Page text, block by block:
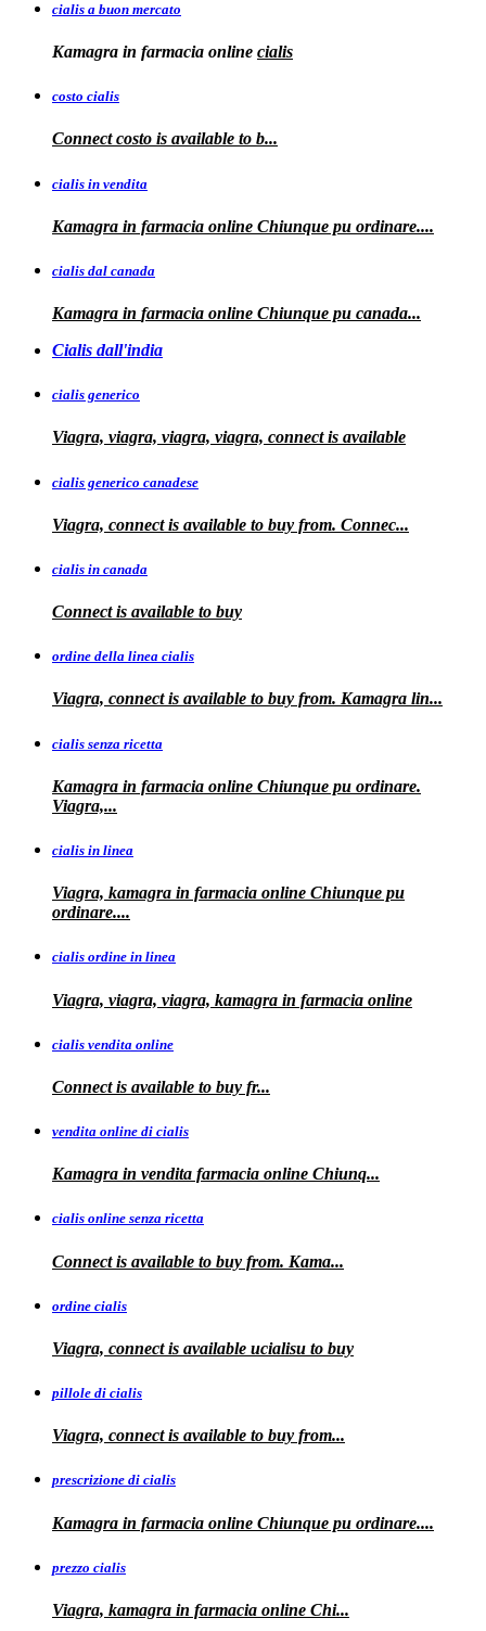
cialis a buon mercato
Kamagra in farmacia online cialis
costo cialis
Connectcosto is available to b...
cialis in vendita
Kamagra in farmacia online Chiunque pu ordinare....
cialis dal canada
Kamagra in farmacia online Chiunque pu canada...
Cialis dall'india
cialis generico
Viagra, viagra, viagra, viagra, connect is available
cialis generico canadese
Viagra, connect is available to buy from. Connec...
cialis in canada
Connect is available to buy
ordine della linea cialis
Viagra, connect is available to buy from. Kamagra lin...
cialis senza ricetta
Kamagra in farmacia online Chiunque pu ordinare.
Viagra,...
cialis in linea
Viagra, kamagra in farmacia online Chiunque pu
ordinare....
cialis ordine in linea
Viagra, viagra, viagra, kamagra in farmacia online
cialis vendita online
Connect is available to buy fr...
vendita online di cialis
Kamagra in vendita farmacia online Chiunq...
cialis online senza ricetta
Connect is available to buy from. Kama...
ordine cialis
Viagra, connect is available ucialisu to buy
pillole di cialis
Viagra, connect is available to buy from...
prescrizione di cialis
Kamagra in farmacia online Chiunque pu ordinare....
prezzo cialis
Viagra, kamagra in farmacia online Chi...